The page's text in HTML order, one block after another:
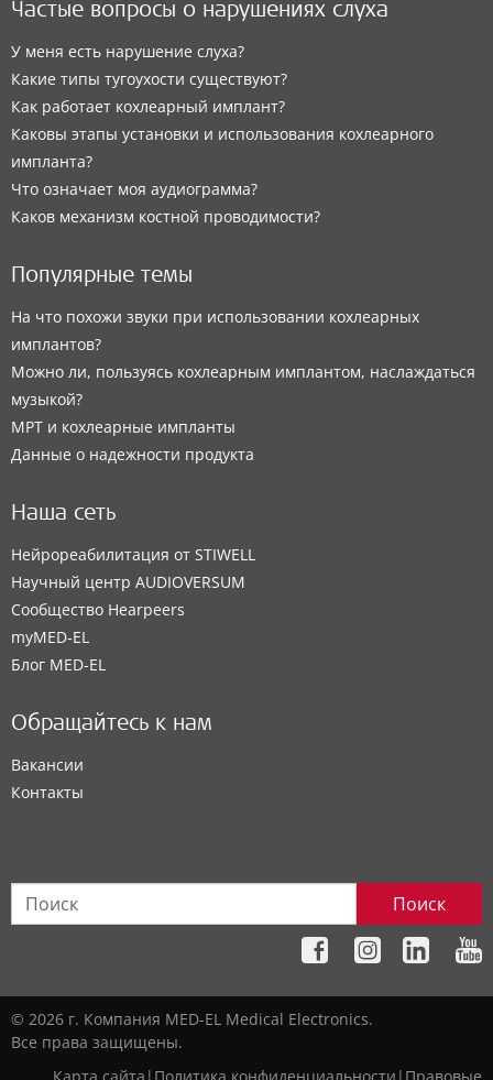
Частые вопросы о нарушениях слуха
У меня есть нарушение слуха?
Какие типы тугоухости существуют?
Как работает кохлеарный имплант?
Каковы этапы установки и использования кохлеарного
импланта?
Что означает моя аудиограмма?
Каков механизм костной проводимости?
Популярные темы
На что похожи звуки при использовании кохлеарных
имплантов?
Можно ли, пользуясь кохлеарным имплантом, наслаждаться
музыкой?
МРТ и кохлеарные импланты
Данные о надежности продукта
Наша сеть
Нейрореабилитация от STIWELL
Научный центр AUDIOVERSUM
Сообщество Hearpeers
myMED‑EL
Блог MED-EL
Обращайтесь к нам
Вакансии
Контакты
Поиск
© 2026 г. Компания MED-EL Medical Electronics.
Все права защищены.